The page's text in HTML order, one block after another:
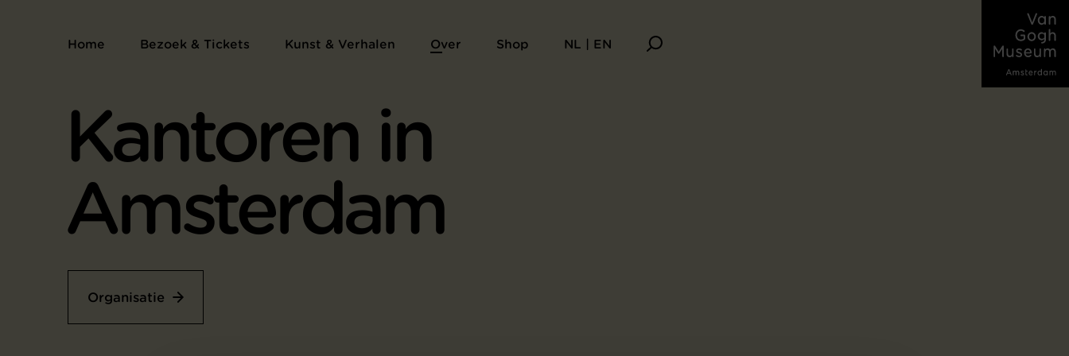
Home Bezoek & Tickets Kunst & Verhalen Over Shop NL | EN
Kantoren in
Amsterdam
Organisatie